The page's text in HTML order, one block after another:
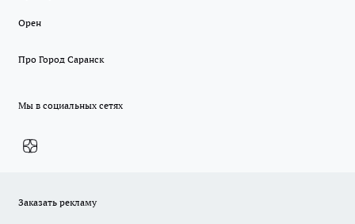
Орен
Про Город Саранск
Мы в социальных сетях
Заказать рекламу